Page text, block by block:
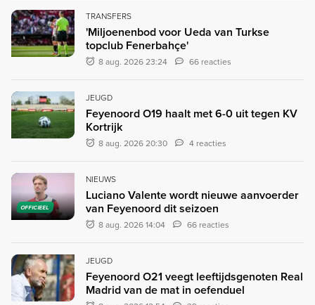
TRANSFERS
'Miljoenenbod voor Ueda van Turkse
topclub Fenerbahçe'
8 aug. 2026 23:24 66 reacties
JEUGD
Feyenoord O19 haalt met 6-0 uit tegen KV
Kortrijk
8 aug. 2026 20:30 4 reacties
OFFICIEEL
NIEUWS
Luciano Valente wordt nieuwe aanvoerder
van Feyenoord dit seizoen
8 aug. 2026 14:04 66 reacties
JEUGD
Feyenoord O21 veegt leeftijdsgenoten Real
Madrid van de mat in oefenduel